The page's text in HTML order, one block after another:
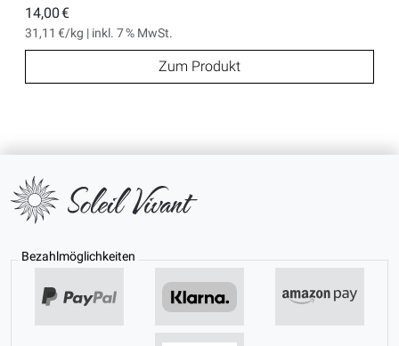
14,00 €
31,11 €/kg | inkl. 7 % MwSt.
Zum Produkt
Bezahlmöglichkeiten